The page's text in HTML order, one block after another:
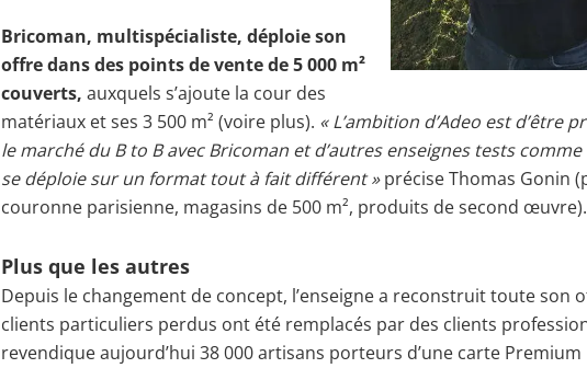
Bricoman, multispécialiste, déploie son
offre dans des points de vente de 5 000 m²
couverts, auxquels s’ajoute la cour des
matériaux et ses 3 500 m² (voire plus). « L’ambition d’Adeo est d’être
le marché du B to B avec Bricoman et d’autres enseignes tests
se déploie sur un format tout à fait différent »précise Thomas Gonin
couronne parisienne, magasins de 500 m², produits de second œuvre).
Plus que les autres
Depuis le changement de concept, l’enseigne a reconstruit toute son
clients particuliers perdus ont été remplacés par des clients
revendique aujourd’hui 38 000 artisans porteurs d’une carte Premium